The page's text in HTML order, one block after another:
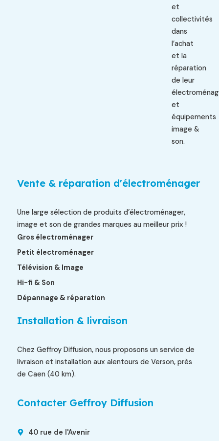
et
collectivités
dans
l’achat
et la
réparation
de leur
et
équipements
image &
son.
Vente & réparation d'électroménager
Une large sélection de produits d’électroménager,
image et son de grandes marques au meilleur prix !
Gros électroménager
Petit électroménager
Télévision & Image
Hi-fi & Son
Dépannage & réparation
Installation & livraison
Chez Geffroy Diffusion, nous proposons un service de
livraison et installation aux alentours de Verson, près
de Caen (40 km).
Contacter Geffroy Diffusion
40 rue de l'Avenir